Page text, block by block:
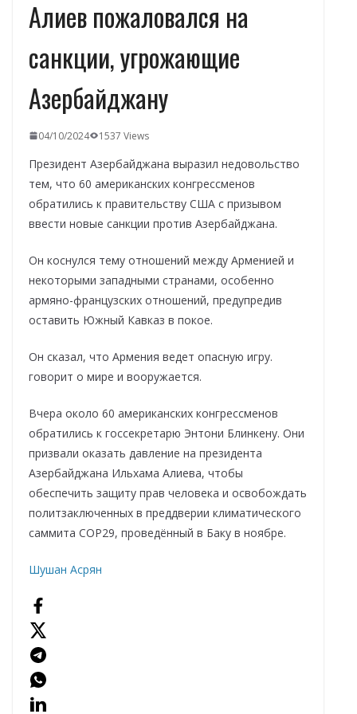
Алиев пожаловался на
санкции, угрожающие
Азербайджану
04/10/2024 1537 Views
Президент Азербайджана выразил недовольство
тем, что 60 американских конгрессменов
обратились к правительству США с призывом
ввести новые санкции против Азербайджана.
Он коснулся тему отношений между Арменией и
некоторыми западными странами, особенно
армяно-французских отношений, предупредив
оставить Южный Кавказ в покое.
Он сказал, что Армения ведет опасную игру.
говорит о мире и вооружается.
Вчера около 60 американских конгрессменов
обратились к госсекретарю Энтони Блинкену. Они
призвали оказать давление на президента
Азербайджана Ильхама Алиева, чтобы
обеспечить защиту прав человека и освобождать
политзаключенных в преддверии климатического
саммита COP29, проведённый в Баку в ноябре.
Шушан Асрян